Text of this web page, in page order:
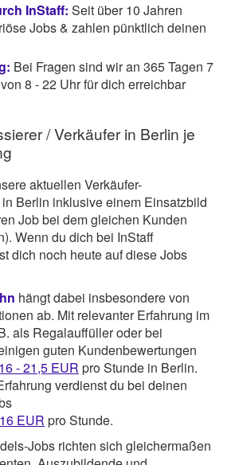
InStaff: Seit über 10 Jahren
Jobs & zahlen pünktlich deinen
Bei Fragen sind wir an 365 Tagen 7
8 - 22 Uhr für dich erreichbar
/ Verkäufer in Berlin je
aktuellen Verkäufer-
Berlin inklusive einem Einsatzbild
Job bei dem gleichen Kunden
Wenn du dich bei InStaff
dich noch heute auf diese Jobs
hängt dabei insbesondere von
ab. Mit relevanter Erfahrung im
als Regalauffüller oder bei
guten Kundenbewertungen
- 21,5 EUR pro Stunde in Berlin.
verdienst du bei deinen
EUR pro Stunde.
Jobs richten sich gleichermaßen